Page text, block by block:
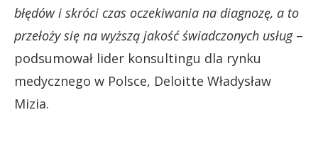
błędów i skróci czas oczekiwania na diagnozę, a to
przełoży się na wyższą jakość świadczonych usług–
podsumował lider konsultingu dla rynku
medycznego w Polsce, Deloitte Władysław
Mizia.